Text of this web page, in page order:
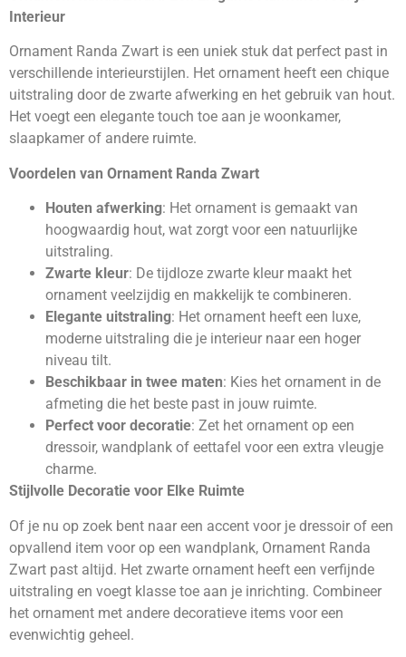
Interieur
Ornament Randa Zwart is een uniek stuk dat perfect past in
verschillende interieurstijlen. Het ornament heeft een chique
uitstraling door de zwarte afwerking en het gebruik van hout.
Het voegt een elegante touch toe aan je woonkamer,
slaapkamer of andere ruimte.
Voordelen van Ornament Randa Zwart
Houten afwerking: Het ornament is gemaakt van
hoogwaardig hout, wat zorgt voor een natuurlijke
uitstraling.
Zwarte kleur: De tijdloze zwarte kleur maakt het
ornament veelzijdig en makkelijk te combineren.
Elegante uitstraling: Het ornament heeft een luxe,
moderne uitstraling die je interieur naar een hoger
niveau tilt.
Beschikbaar in twee maten: Kies het ornament in de
afmeting die het beste past in jouw ruimte.
Perfect voor decoratie: Zet het ornament op een
dressoir, wandplank of eettafel voor een extra vleugje
charme.
Stijlvolle Decoratie voor Elke Ruimte
Of je nu op zoek bent naar een accent voor je dressoir of een
opvallend item voor op een wandplank, Ornament Randa
Zwart past altijd. Het zwarte ornament heeft een verfijnde
uitstraling en voegt klasse toe aan je inrichting. Combineer
het ornament met andere decoratieve items voor een
evenwichtig geheel.